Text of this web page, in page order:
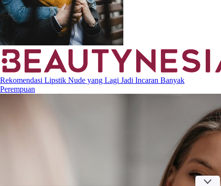
Rekomendasi Lipstik Nude yang Lagi Jadi Incaran Banyak
Perempuan